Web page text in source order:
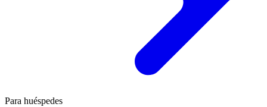
Para huéspedes